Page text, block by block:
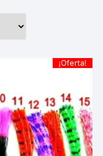
¡Oferta!